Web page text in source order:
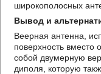
широкополосных
Вывод и
Веерная антенна,
поверхность вместо
собой двумерную
диполя, которую